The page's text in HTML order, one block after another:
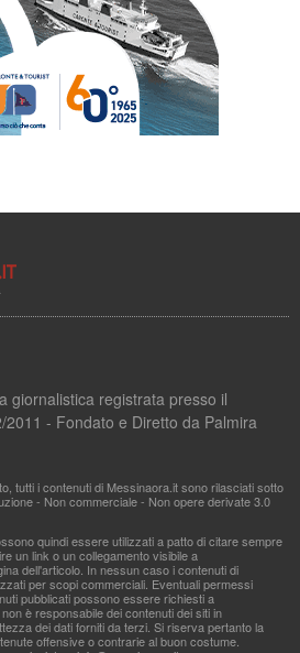
giornalistica registrata presso il
- Fondato e Diretto da Palmira
tutti i contenuti di Messinaora.it sono rilasciati sotto
- Non commerciale - Non opere derivate 3.0
quindi essere utilizzati a patto di citare sempre
un link o un collegamento visibile a
dell'articolo. In nessun caso i contenuti di
per scopi commerciali. Eventuali permessi
pubblicati possono essere richiesti a
è responsabile dei contenuti dei siti in
dei dati forniti da terzi. Si riserva pertanto la
offensive o contrarie al buon costume.